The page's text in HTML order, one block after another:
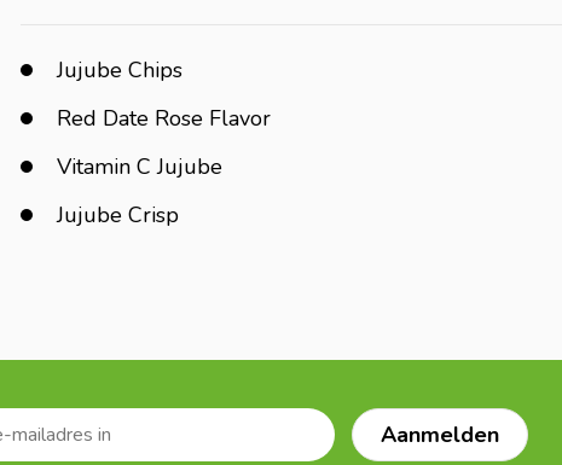
Jujube Chips
Red Date Rose Flavor
Vitamin C Jujube
Jujube Crisp